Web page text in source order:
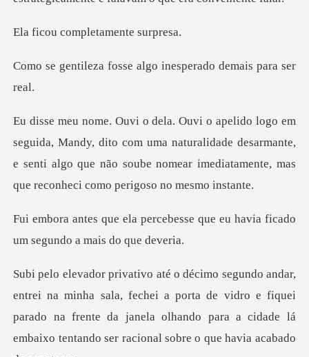
ompletament
sse algo inesperado
, dito com uma naturalidade desarmante,
e senti algo que não soube no
ebesse que eu havia ficado
um
, fechei a porta de vidro e fiquei
parado na frente da janela olhando para a